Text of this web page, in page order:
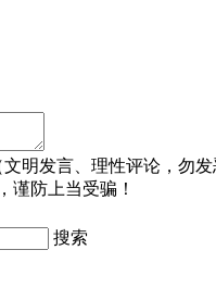
明发言、理性评论，勿发
谨防上当受骗！
搜索